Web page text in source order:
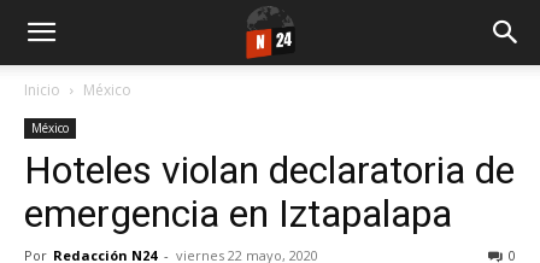
Inicio México
México
Hoteles violan declaratoria de
emergencia en Iztapalapa
Por Redacción N24 - viernes 22 mayo, 2020 0